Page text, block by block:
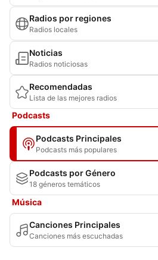
Radios por regiones
Radios locales
Noticias
Radios noticiosas
Recomendadas
Lista de las mejores radios
Podcasts
Podcasts Principales
Podcasts más populares
Podcasts por Género
18 géneros temáticos
Música
Canciones Principales
Canciones más escuchadas